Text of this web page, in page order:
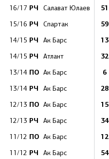
16/17 РЧ Салават Юлаев 51
15/16 РЧ Спартак 59
14/15 РЧ Ак Барс 13
14/15 РЧ Атлант 32
13/14 ПО Ак Барс 6
13/14 РЧ Ак Барс 28
12/13 ПО Ак Барс 15
12/13 РЧ Ак Барс 34
11/12 ПО Ак Барс 12
11/12 РЧ Ак Барс 54